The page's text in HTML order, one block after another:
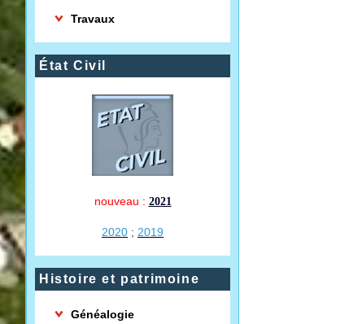
Travaux
État Civil
nouveau : 2021
2020 ; 2019
Histoire et patrimoine
Généalogie